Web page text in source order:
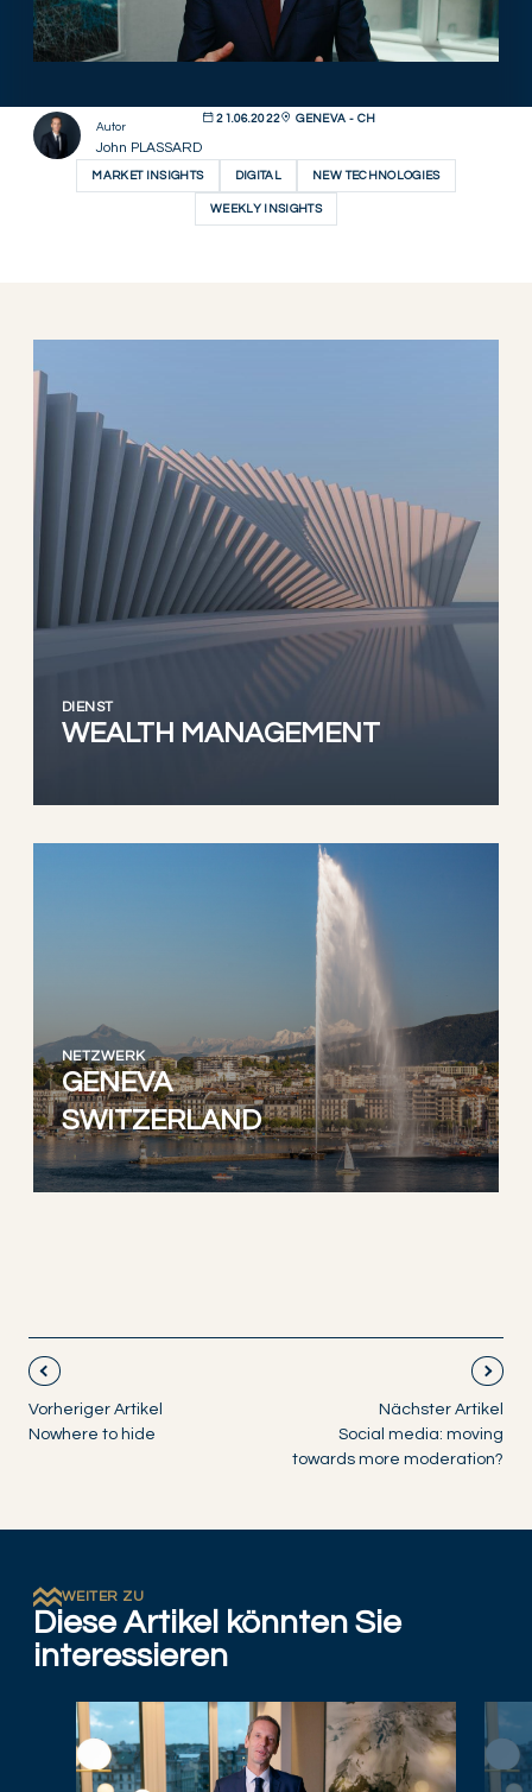
Autor
John PLASSARD
21.06.2022 GENEVA - CH
MARKET INSIGHTS DIGITAL NEW TECHNOLOGIES
WEEKLY INSIGHTS
DIENST
WEALTH MANAGEMENT
NETZWERK
GENEVA
SWITZERLAND
Vorheriger Artikel
Nowhere to hide
Nächster Artikel
Social media: moving
towards more moderation?
WEITER ZU
Diese Artikel könnten Sie
interessieren